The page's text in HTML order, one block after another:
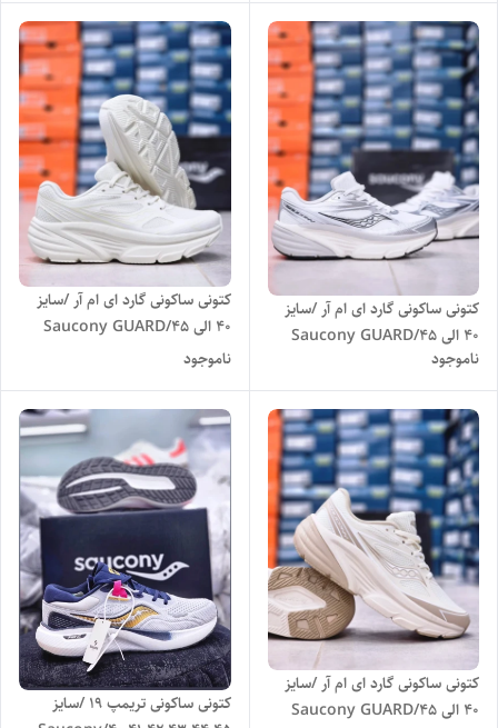
کتونی ساکونی گارد ای ام آر /سایز
40 الی 45/Saucony GUARD
AMR/ فروش عمده و تک
ناموجود
کتونی ساکونی گارد ای ام آر /سایز
40 الی 45/Saucony GUARD
AMR/ فروش عمده و تک
ناموجود
کتونی ساکونی گارد ای ام آر /سایز
40 الی 45/Saucony GUARD
کتونی ساکونی تریمپ 19 /سایز